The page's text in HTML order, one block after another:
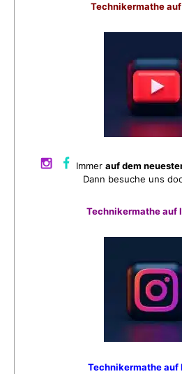
Technikermathe
Immerauf dem
Dann besuche uns
Technikermathe auf
Technikermathe auf